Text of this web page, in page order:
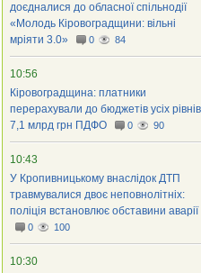
доєдналися до обласної спільнодії
«Молодь Кіровоградщини: вільні
мріяти 3.0»
0 84
10:56
Кіровоградщина: платники
перерахували до бюджетів усіх рівнів
7,1 млрд грн ПДФО
0 90
10:43
У Кропивницькому внаслідок ДТП
травмувалися двоє неповнолітніх:
поліція встановлює обставини аварії
0 100
10:30